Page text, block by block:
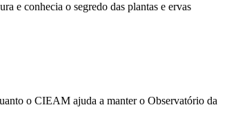
e conhecia o segredo das plantas e ervas
o CIEAM ajuda a manter o Observatório da